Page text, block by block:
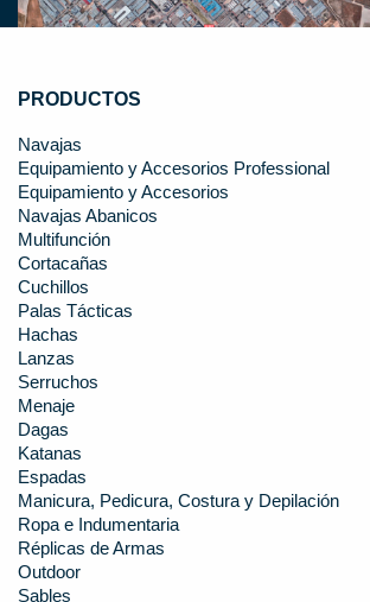
PRODUCTOS
Navajas
Equipamiento y Accesorios Professional
Equipamiento y Accesorios
Navajas Abanicos
Multifunción
Cortacañas
Cuchillos
Palas Tácticas
Hachas
Lanzas
Serruchos
Menaje
Dagas
Katanas
Espadas
Manicura, Pedicura, Costura y Depilación
Ropa e Indumentaria
Réplicas de Armas
Outdoor
Sables